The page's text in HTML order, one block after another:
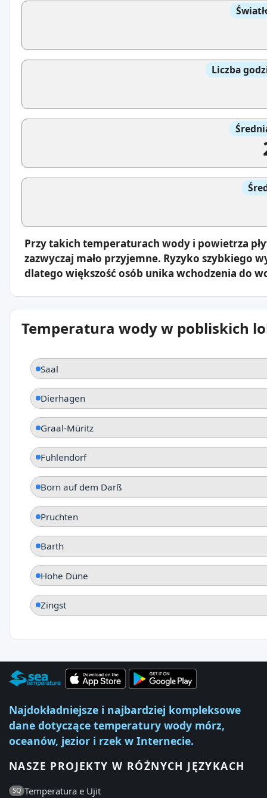
Liczba
Przy takich temperaturach wody i powietrza
zazwyczaj mało przyjemne. Ryzyko szybkiego
dlatego większość osób unika wchodzenia do
Temperatura wody w pobliskich
Saal
Dierhagen
Graal-Müritz
Fuhlendorf
Born auf dem Darß
Pruchten
Barth
Hohe Düne
Zingst
Najdokładniejsze i najbardziej kompleksowe
dane dotyczące temperatury wody mórz,
oceanów, jezior i rzek w Internecie.
NASZE PROJEKTY W RÓŻNYCH JĘZYKACH
SQ Temperatura e Ujit